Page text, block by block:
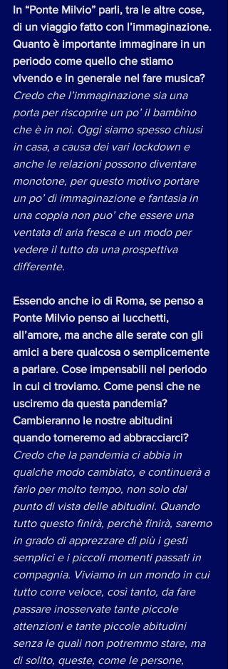
In “Ponte Milvio” parli, tra le altre cose,
di un viaggio fatto con l’immaginazione.
Quanto è importante immaginare in un
periodo come quello che stiamo
vivendo e in generale nel fare musica?
Credo che l’immaginazione sia una
porta per riscoprire un po’ il bambino
che è in noi. Oggi siamo spesso chiusi
in casa, a causa dei vari lockdown e
anche le relazioni possono diventare
monotone, per questo motivo portare
un po’ di immaginazione e fantasia in
una coppia non puo’ che essere una
ventata di aria fresca e un modo per
vedere il tutto da una prospettiva
differente.
Essendo anche io di Roma, se penso a
Ponte Milvio penso ai lucchetti,
all’amore, ma anche alle serate con gli
amici a bere qualcosa o semplicemente
a parlare. Cose impensabili nel periodo
in cui ci troviamo. Come pensi che ne
usciremo da questa pandemia?
Cambieranno le nostre abitudini
quando torneremo ad abbracciarci?
Credo che la pandemia ci abbia in
qualche modo cambiato, e continuerà a
farlo per molto tempo, non solo dal
punto di vista delle abitudini. Quando
tutto questo finirà, perchè finirà, saremo
in grado di apprezzare di più i gesti
semplici e i piccoli momenti passati in
compagnia. Viviamo in un mondo in cui
tutto corre veloce, così tanto, da fare
passare inosservate tante piccole
attenzioni e tante piccole abitudini
senza le quali non potremmo stare, ma
di solito, queste, come le persone,